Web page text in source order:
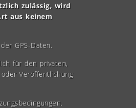
zulässig, wird
aus keinem
GPS-Daten.
für den privaten,
Veröffentlichung